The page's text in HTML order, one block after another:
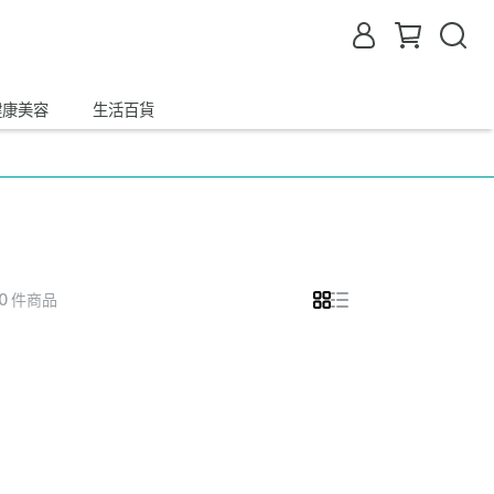
美容 生活百貨
件商品